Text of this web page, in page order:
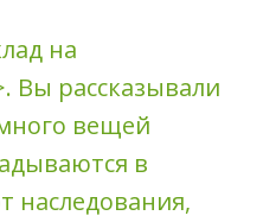
на
Вы рассказывали
вещей
в
наследования,